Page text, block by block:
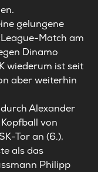
gelungene
Match am
Dinamo
wiederum ist seit
aber weiterhin
Alexander
von
Tor an (6.),
als das
Philipp